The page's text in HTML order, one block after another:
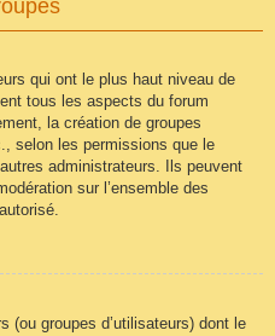
qui ont le plus haut niveau de
tous les aspects du forum
la création de groupes
selon les permissions que le
administrateurs. Ils peuvent
sur l’ensemble des
(ou groupes d’utilisateurs) dont le